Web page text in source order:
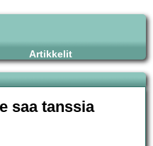
Artikkelit
saa tanssia